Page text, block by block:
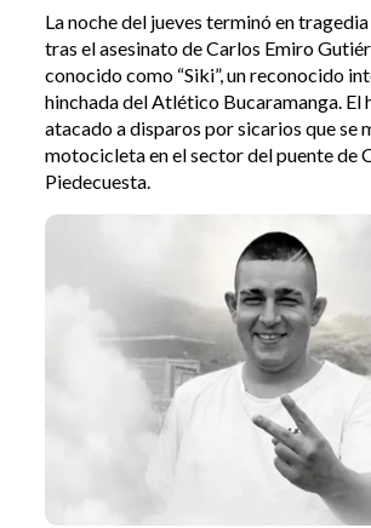
La noche del jueves terminó en
tras el asesinato de Carlos Emiro
conocido como “Siki”, un reconocido
hinchada del Atlético Bucaramanga. El
atacado a disparos por sicarios que se
motocicleta en el sector del puente de
Piedecuesta.